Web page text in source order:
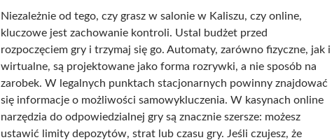
Niezależnie od tego, czy grasz w salonie w Kaliszu, czy online,
kluczowe jest zachowanie kontroli. Ustal budżet przed
rozpoczęciem gry i trzymaj się go. Automaty, zarówno fizyczne, jak i
wirtualne, są projektowane jako forma rozrywki, a nie sposób na
zarobek. W legalnych punktach stacjonarnych powinny znajdować
się informacje o możliwości samowykluczenia. W kasynach online
narzędzia do odpowiedzialnej gry są znacznie szersze: możesz
ustawić limity depozytów, strat lub czasu gry. Jeśli czujesz, że